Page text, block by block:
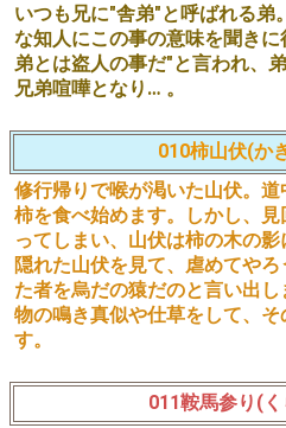
いつも兄に"舎弟"と呼ばれる弟
な知人にこの事の意味を聞き
弟とは盗人の事だ"と言われ、
兄弟喧嘩となり… 。
010柿山伏(か
修行帰りで喉が渇いた山伏。
柿を食べ始めます。しかし、
ってしまい、山伏は柿の木の影
隠れた山伏を見て、虐めてや
た者を烏だの猿だのと言い出
物の鳴き真似や仕草をして、
す。
011鞍馬参り(